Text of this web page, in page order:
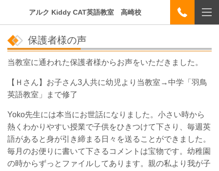
アルク Kiddy CAT英語教室 高崎校
保護者様の声
当教室に通われた保護者様からお声をいただきました。
【Ｈさん】お子さん3人共に幼児より当教室→中学「羽鳥
英語教室」まで修了
Yoko先生には本当にお世話になりました。小さい時から
熱くわかりやすい授業で子供をひきつけて下さり、毎週英
語があると身が引き締まる日々を送ることができました。
毎月のお便りに書いて下さるコメントは宝物です。幼稚園
の時からずっとファイルしてあります。親の私より我が子